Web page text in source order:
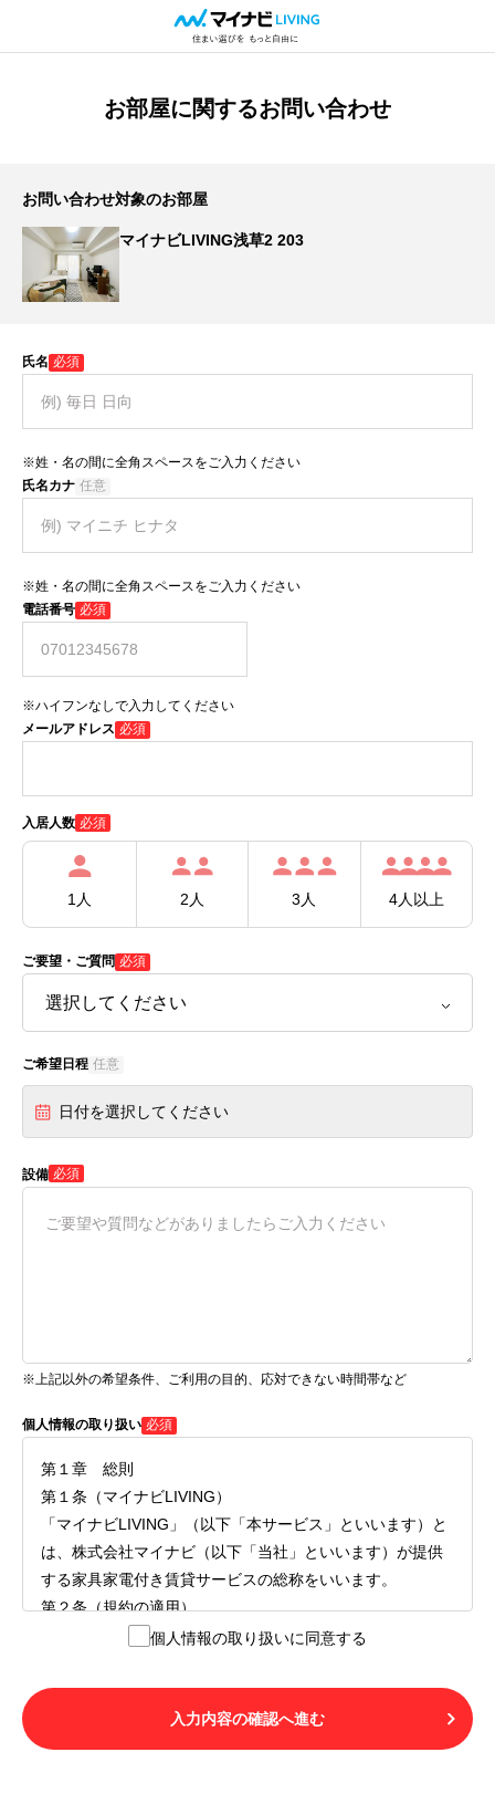
お部屋に関するお問い合わせ
お問い合わせ対象のお部屋
マイナビLIVING浅草2 203
氏名 必須
※姓・名の間に全角スペースをご入力ください
氏名カナ 任意
※姓・名の間に全角スペースをご入力ください
電話番号 必須
※ハイフンなしで入力してください
メールアドレス 必須
入居人数 必須
1人 2人 3人 4人以上
ご要望・ご質問 必須
ご希望日程 任意
日付を選択してください
設備 必須
※上記以外の希望条件、ご利用の目的、応対できない時間帯など
個人情報の取り扱い 必須
第１章 総則
第１条（マイナビLIVING）
「マイナビLIVING」（以下「本サービス」といいます）と
は、株式会社マイナビ（以下「当社」といいます）が提供
する家具家電付き賃貸サービスの総称をいいます。
第２条（規約の適用）
１.本サービスを利用する者（以下「利用者」といいます）
LIVINGご契約にあたり取得する個人情報の取り扱いについ
て」の内容をすべて承諾したものとみなされます。不承諾
の意思表示は、本サービスを利用しないことをもってのみ
個人情報の取り扱いに同意する
入力内容の確認へ進む